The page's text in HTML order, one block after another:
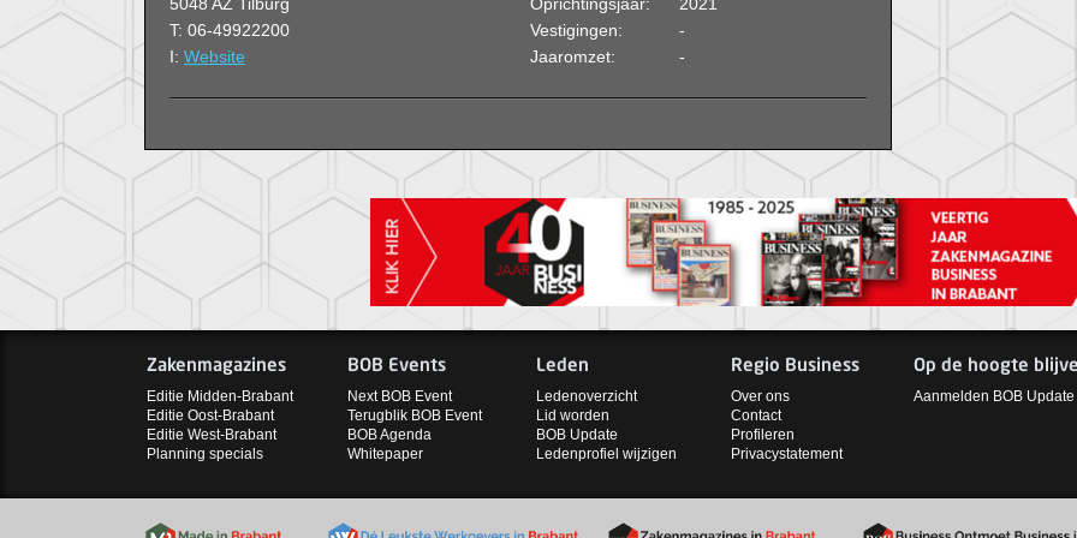
5048 AZ Tilburg
T: 06-49922200
I: Website
Oprichtingsjaar:
2021
Vestigingen:
-
Jaaromzet:
-
Zakenmagazines
Editie Midden-Brabant
Editie Oost-Brabant
Editie West-Brabant
Planning specials
BOB Events
Next BOB Event
Terugblik BOB Event
BOB Agenda
Whitepaper
Leden
Ledenoverzicht
Lid worden
BOB Update
Ledenprofiel wijzigen
Regio Business
Over ons
Contact
Profileren
Privacystatement
Op de hoogte
Aanmelden BOB Update